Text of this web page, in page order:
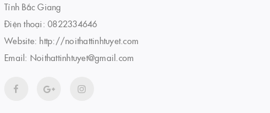
Tỉnh Bắc Giang
Điện thoại: 0822334646
Website: http://noithattinhtuyet.com
Email: Noithattinhtuyet@gmail.com